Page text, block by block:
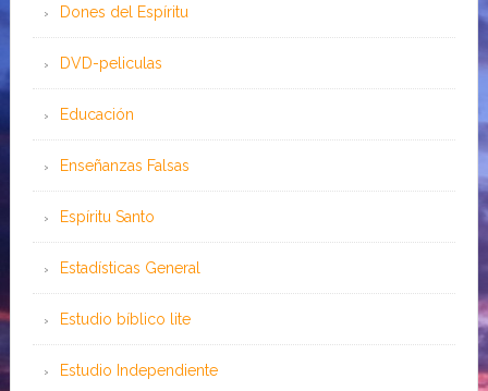
Dones del Espíritu
DVD-peliculas
Educación
Enseñanzas Falsas
Espíritu Santo
Estadísticas General
Estudio bíblico lite
Estudio Independiente